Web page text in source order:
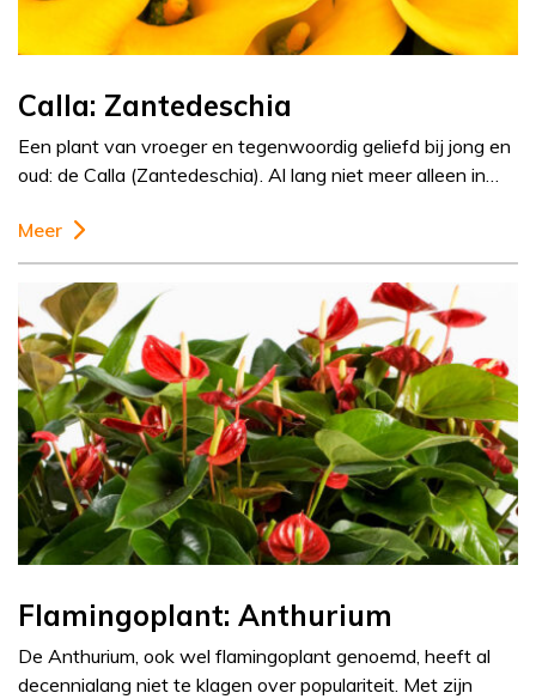
Calla: Zantedeschia
Een plant van vroeger en tegenwoordig geliefd bij jong en
oud: de Calla (Zantedeschia). Al lang niet meer alleen in…
Meer
Flamingoplant: Anthurium
De Anthurium, ook wel flamingoplant genoemd, heeft al
decennialang niet te klagen over populariteit. Met zijn